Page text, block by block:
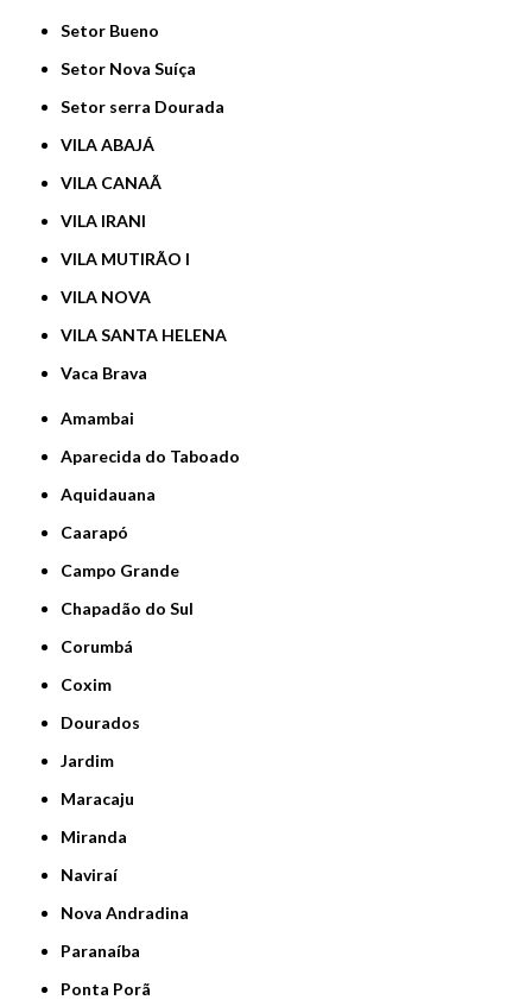
Setor Bueno
Setor Nova Suíça
Setor serra Dourada
VILA ABAJÁ
VILA CANAÃ
VILA IRANI
VILA MUTIRÃO I
VILA NOVA
VILA SANTA HELENA
Vaca Brava
Amambai
Aparecida do Taboado
Aquidauana
Caarapó
Campo Grande
Chapadão do Sul
Corumbá
Coxim
Dourados
Jardim
Maracaju
Miranda
Naviraí
Nova Andradina
Paranaíba
Ponta Porã